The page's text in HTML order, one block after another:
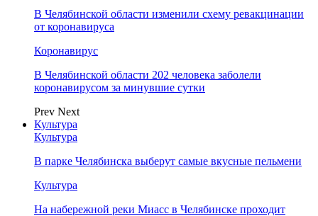
В Челябинской области изменили схему ревакцинации
от коронавируса
Коронавирус
В Челябинской области 202 человека заболели
коронавирусом за минувшие сутки
Prev Next
Культура
Культура
В парке Челябинска выберут самые вкусные пельмени
Культура
На набережной реки Миасс в Челябинске проходит